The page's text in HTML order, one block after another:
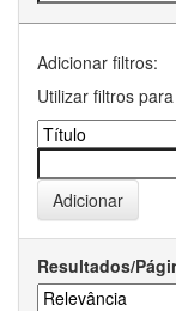
Adicionar filtros:
Utilizar filtros
Resultados/